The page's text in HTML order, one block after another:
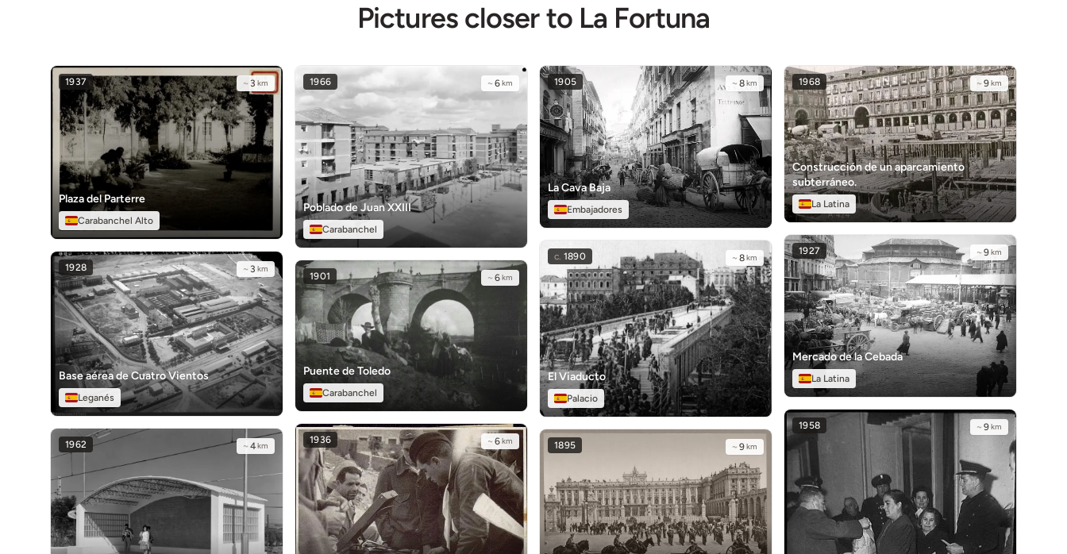
Pictures closer to La Fortuna
1937 ~ 3 km
Plaza del Parterre
Carabanchel Alto
1928 ~ 3 km
Base aérea de Cuatro Vientos
Leganés
1962 ~ 4km
1966 ~ 6km
Poblado de Juan XXIII
Carabanchel
1901 ~ 6km
Puente de Toledo
Carabanchel
1936 ~ 6km
1905 ~ 8km
La Cava Baja
Embajadores
c. 1890 ~ 8km
El Viaducto
Palacio
1895 ~ 9km
1968 ~ 9km
Construcción de un aparcamiento
subterráneo.
La Latina
1927 ~ 9km
Mercado de la Cebada
La Latina
1958 ~ 9km